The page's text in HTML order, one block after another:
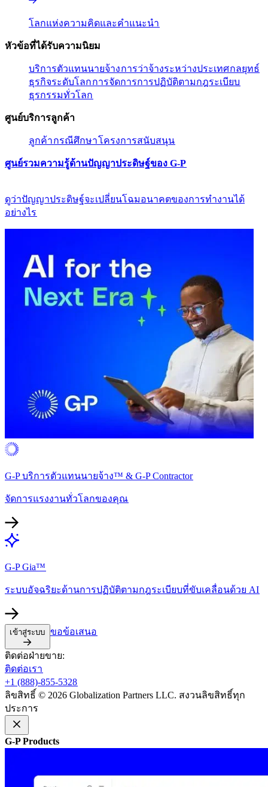
โลกแห่งความคิดและคำแนะนำ​​
หัวข้อที่ได้รับความนิยม​​
บริการตัวแทนนายจ้าง​​การว่าจ้างระหว่างประเทศ​​กลยุทธ์
ธุรกิจระดับโลก​​การจัดการการปฏิบัติตามกฎระเบียบ​​
ธุรกรรมทั่วโลก​​
ศูนย์บริการลูกค้า​​
ลูกค้า​​กรณีศึกษา​​โครงการสนับสนุน​​
ศูนย์รวมความรู้ด้านปัญญาประดิษฐ์ของ G-P​​
ดูว่าปัญญาประดิษฐ์จะเปลี่ยนโฉมอนาคตของการทำงานได้
อย่างไร​​
G-P บริการตัวแทนนายจ้าง™ & G-P Contractor​​
จัดการแรงงานทั่วโลกของคุณ​​
G-P Gia™​​
ระบบอัจฉริยะด้านการปฏิบัติตามกฎระเบียบที่ขับเคลื่อนด้วย AI​​
เข้าสู่ระบบ​​ ขอข้อเสนอ​​
ติดต่อฝ่ายขาย:​​
ติดต่อเรา​​
+1 (888)-855-5328​​
ลิขสิทธิ์ © 2026 Globalization Partners LLC. สงวนลิขสิทธิ์ทุก
ประการ​​
G-P Products​​